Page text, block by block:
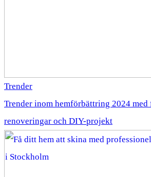
Trender
Trender inom hemförbättring 2024 med
renoveringar och DIY-projekt